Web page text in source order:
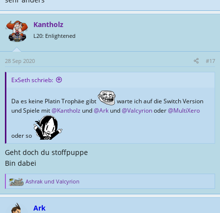
Kantholz
L20: Enlightened
28 Sep 2020 #17
ExSeth schrieb:
Da es keine Platin Trophäe gibt
warte ich auf die Switch Version
und Spiele mit@Kantholz und@Ark und@Valcyrionoder@MultiXero
oder so
Geht doch du stoffpuppe
Bin dabei
R
e
Ashrak und Valcyrion
Ark